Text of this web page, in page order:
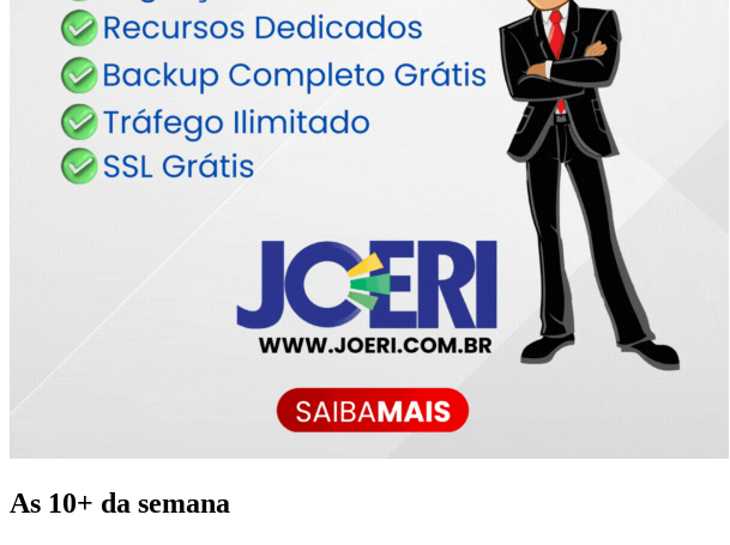
As 10+ da semana